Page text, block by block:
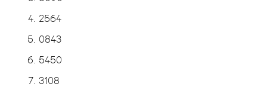
2564
0843
5450
3108